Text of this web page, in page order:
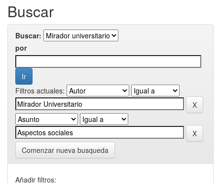
Buscar
Buscar:
por
Filtros actuales:
Comenzar nueva busqueda
Añadir filtros: